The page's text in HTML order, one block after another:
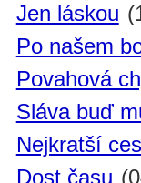
Jen láskou
Po našem
Povahová
Sláva buď
Nejkratší
Dost času